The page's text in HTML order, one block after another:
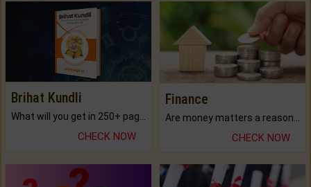
Brihat Kundli
CHECK NOW
Finance
CHECK NOW